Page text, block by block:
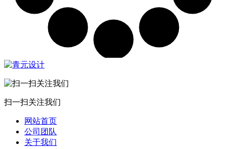
扫一扫关注我们
网站首页
公司团队
关于我们